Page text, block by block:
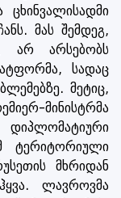
მას შემდეგ,
არ არსებობს
სადაც
მეტიც,
მინისტრმა
ტერიტორიული
მხრიდან
ლავროვმა